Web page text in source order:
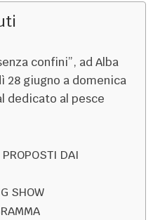
confini”, ad Alba
28 giugno a domenica
dedicato al pesce
DAI
SHOW